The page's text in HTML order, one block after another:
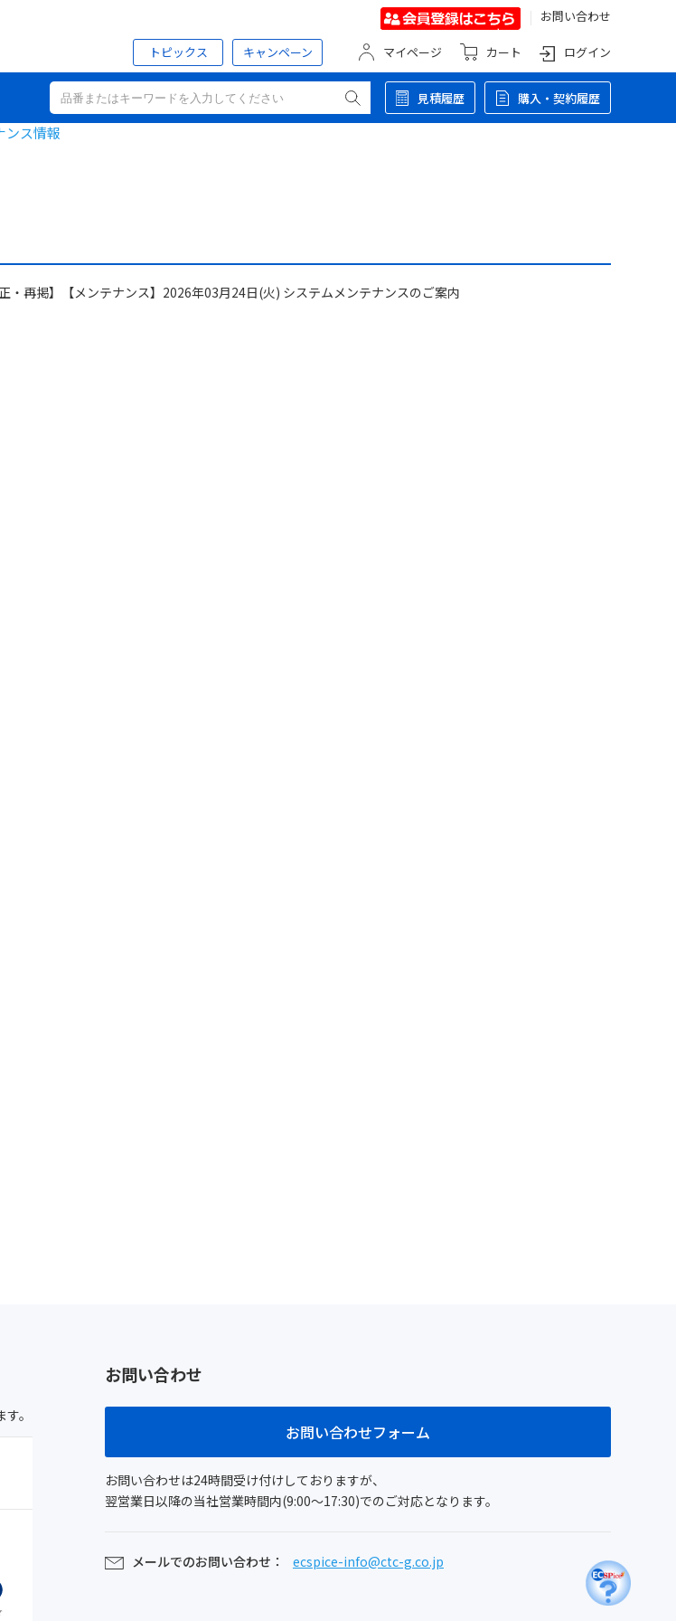
お問い合わせ
トピックス キャンペーン マイページ カート ログイン
見積履歴 購入・契約履歴
ンス情報
正・再掲】【メンテナンス】2026年03月24日(火) システムメンテナンスのご案内
。
お問い合わせ
お問い合わせフォーム
お問い合わせは24時間受け付けしておりますが、
翌営業日以降の当社営業時間内(9:00～17:30)でのご対応となります。
メールでのお問い合わせ： ecspice-info@ctc-g.co.jp